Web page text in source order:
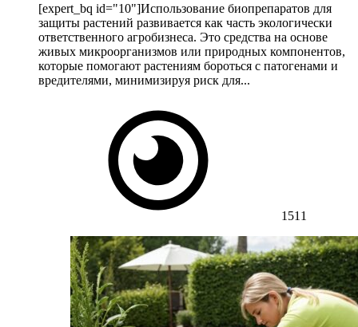
[expert_bq id="10"]Использование биопрепаратов для
защиты растений развивается как часть экологически
ответственного агробизнеса. Это средства на основе
живых микроорганизмов или природных компонентов,
которые помогают растениям бороться с патогенами и
вредителями, минимизируя риск для...
1511